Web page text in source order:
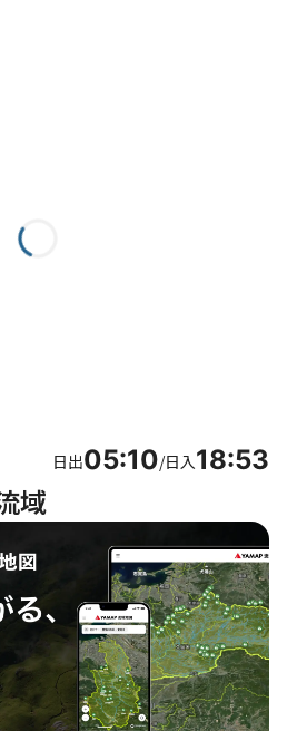
日出05:10/日入18:53
域